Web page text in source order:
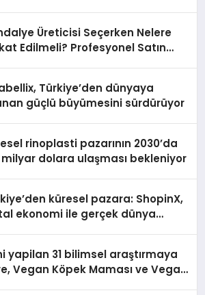
Üreticisi Seçerken Nelere
Edilmeli? Profesyonel Satın
Türkiye’den dünyaya
güçlü büyümesini sürdürüyor
rinoplasti pazarının 2030’da
milyar dolara ulaşması bekleniyor
küresel pazara: ShopinX,
ekonomi ile gerçek dünya
yapilan 31 bilimsel araştırmaya
Vegan Köpek Maması ve Vegan